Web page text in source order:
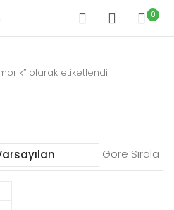
0
olarak etiketlendi
Göre Sırala